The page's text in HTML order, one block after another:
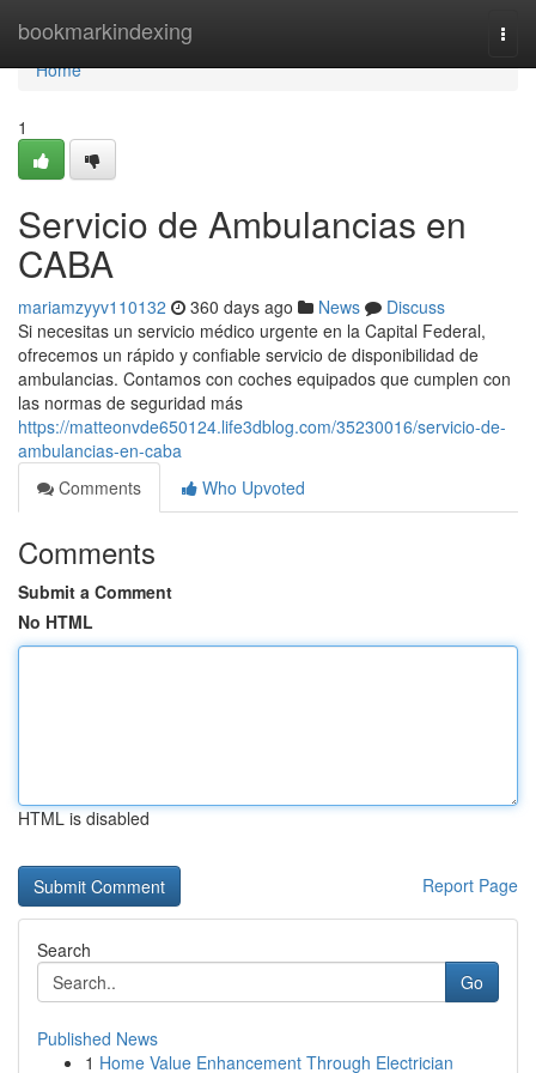
bookmarkindexing
Home
Home
1
Servicio de Ambulancias en
CABA
mariamzyyv110132 360 days ago News
Discuss
Si necesitas un servicio médico urgente en la Capital Federal,
ofrecemos un rápido y confiable servicio de disponibilidad de
ambulancias. Contamos con coches equipados que cumplen con
las normas de seguridad más
https://matteonvde650124.life3dblog.com/35230016/servicio-de-
ambulancias-en-caba
Comments
Who Upvoted
Comments
Submit a Comment
No HTML
HTML is disabled
Report Page
Search
Go
Published News
1 Home Value Enhancement Through Electrician